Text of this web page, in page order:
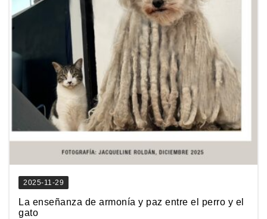
2025-11-29
La enseñanza de armonía y paz entre el perro y el
gato